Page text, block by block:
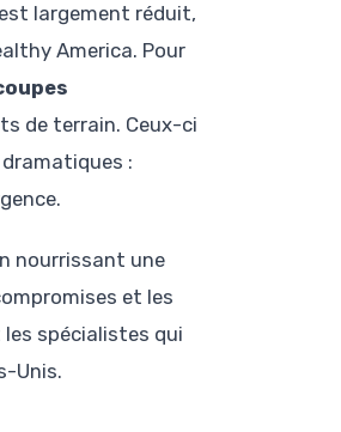
largement réduit,
America. Pour
de terrain. Ceux-ci
:
nourrissant une
et les
spécialistes qui
Unis.